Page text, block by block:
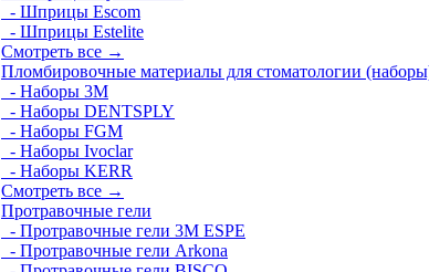
- Шприцы Escom
- Шприцы Estelite
Смотреть все →
Пломбировочные материалы для стоматологии
- Наборы 3М
- Наборы DENTSPLY
- Наборы FGM
- Наборы Ivoclar
- Наборы KERR
Смотреть все →
Протравочные гели
- Протравочные гели 3М ESPE
- Протравочные гели Arkona